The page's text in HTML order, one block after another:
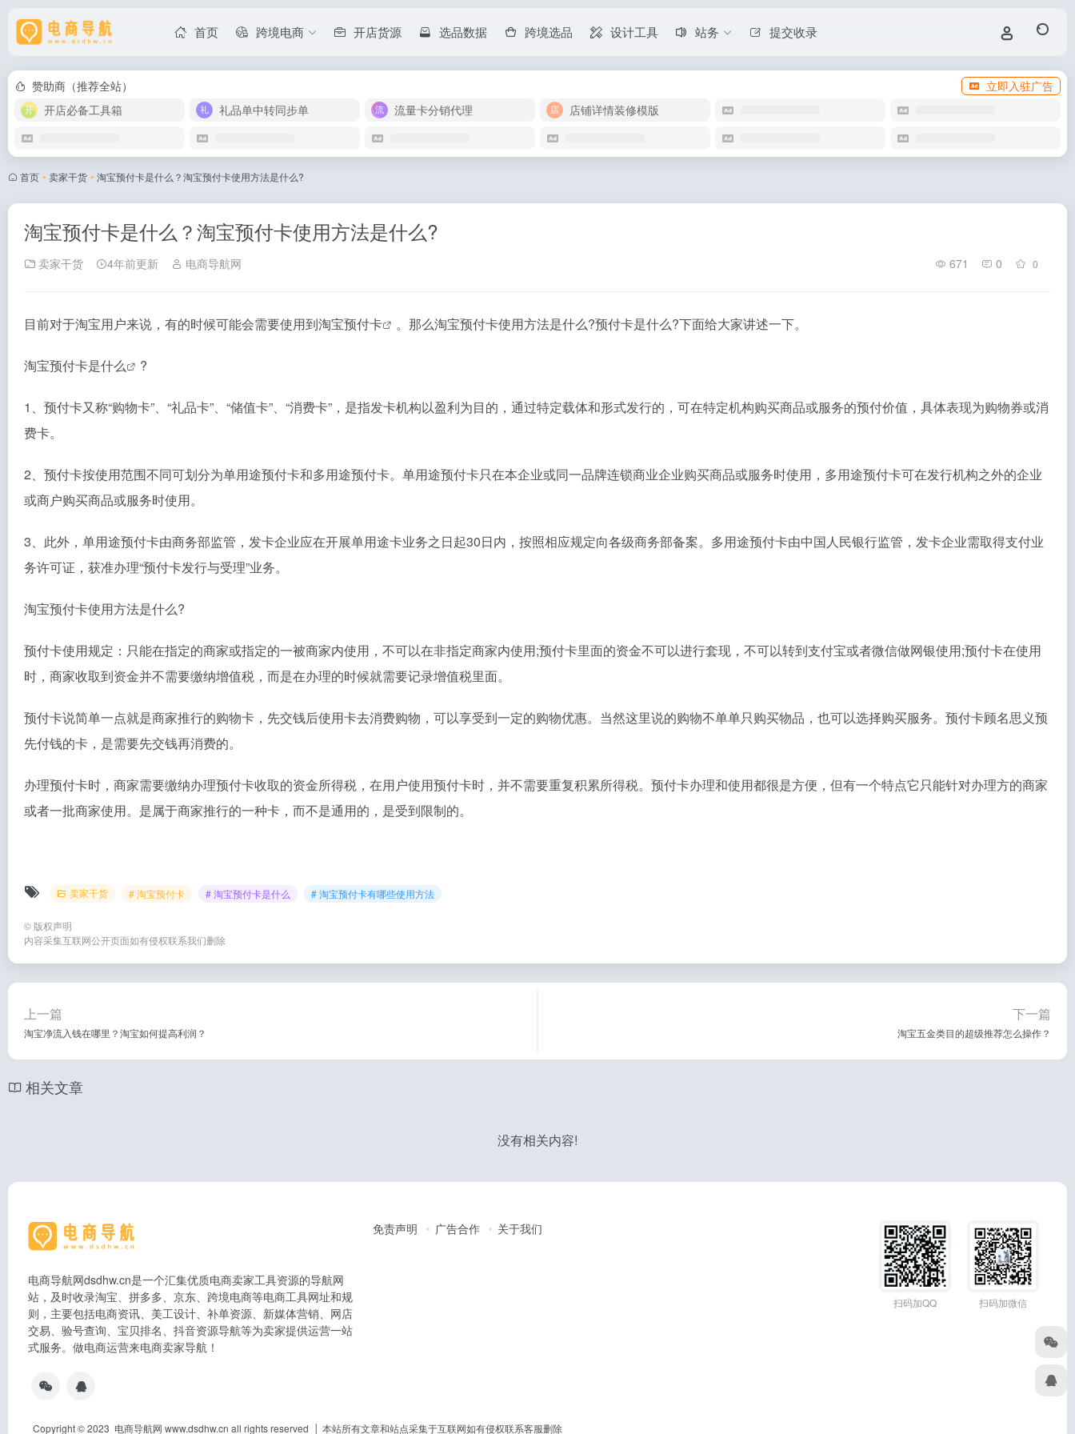
首页 跨境电商 开店货源 选品数据 跨境选品 设计工具 站务 提交收录
赞助商（推荐全站）
立即入驻广告
开店必备工具箱
礼品单中转同步单 流量卡分销代理 店铺详情装修模版
首页 • 卖家干货 • 淘宝预付卡是什么？淘宝预付卡使用方法是什么?
淘宝预付卡是什么？淘宝预付卡使用方法是什么?
卖家干货 4年前更新 电商导航网 671 0 0
目前对于淘宝用户来说，有的时候可能会需要使用到淘宝预付卡 。那么淘宝预付卡使用方法是什么?预付卡是什么?下面给大家讲述一下。
淘宝预付卡是什么 ?
1、预付卡又称“购物卡”、“礼品卡”、“储值卡”、“消费卡”，是指发卡机构以盈利为目的，通过特定载体和形式发行的，可在特定机构购买商品或服务的预付价值，具体表现为购物券或消
费卡。
2、预付卡按使用范围不同可划分为单用途预付卡和多用途预付卡。单用途预付卡只在本企业或同一品牌连锁商业企业购买商品或服务时使用，多用途预付卡可在发行机构之外的企业
或商户购买商品或服务时使用。
3、此外，单用途预付卡由商务部监管，发卡企业应在开展单用途卡业务之日起30日内，按照相应规定向各级商务部备案。多用途预付卡由中国人民银行监管，发卡企业需取得支付业
务许可证，获准办理“预付卡发行与受理”业务。
淘宝预付卡使用方法是什么?
预付卡使用规定：只能在指定的商家或指定的一被商家内使用，不可以在非指定商家内使用;预付卡里面的资金不可以进行套现，不可以转到支付宝或者微信做网银使用;预付卡在使用
时，商家收取到资金并不需要缴纳增值税，而是在办理的时候就需要记录增值税里面。
预付卡说简单一点就是商家推行的购物卡，先交钱后使用卡去消费购物，可以享受到一定的购物优惠。当然这里说的购物不单单只购买物品，也可以选择购买服务。预付卡顾名思义预
先付钱的卡，是需要先交钱再消费的。
办理预付卡时，商家需要缴纳办理预付卡收取的资金所得税，在用户使用预付卡时，并不需要重复积累所得税。预付卡办理和使用都很是方便，但有一个特点它只能针对办理方的商家
或者一批商家使用。是属于商家推行的一种卡，而不是通用的，是受到限制的。
卖家干货 # 淘宝预付卡 # 淘宝预付卡是什么 # 淘宝预付卡有哪些使用方法
© 版权声明
内容采集互联网公开页面如有侵权联系我们删除
上一篇
淘宝净流入钱在哪里？淘宝如何提高利润？
下一篇
淘宝五金类目的超级推荐怎么操作？
相关文章
没有相关内容!
电商导航网dsdhw.cn是一个汇集优质电商卖家工具资源的导航网
站，及时收录淘宝、拼多多、京东、跨境电商等电商工具网址和规
则，主要包括电商资讯、美工设计、补单资源、新媒体营销、网店
交易、验号查询、宝贝排名、抖音资源导航等为卖家提供运营一站
式服务。做电商运营来电商卖家导航！
免责声明 广告合作 关于我们
扫码加QQ 扫码加微信
Copyright © 2023 电商导航网 www.dsdhw.cn all rights reserved │ 本站所有文章和站点采集于互联网如有侵权联系客服删除